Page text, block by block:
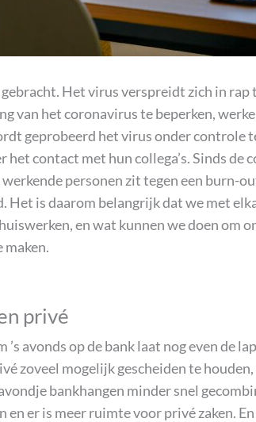
Het virus verspreidt zich in rap
van het coronavirus te beperken,
geprobeerd het virus onder
contact met hun collega’s. Sinds
personen zit tegen een burn-
is daarom belangrijk dat we met
en wat kunnen we doen om
maken.
privé
avonds op de bank laat nog even de
zoveel mogelijk gescheiden te
bankhangen minder snel
er is meer ruimte voor privé zaken.